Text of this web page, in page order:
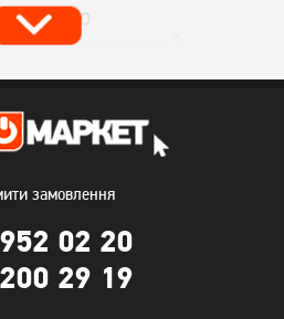
або
в Техномаркеті?
різних типів,
щоб задовольнити будь-які потреби
та безпеку
замовлення
02 20
29 19